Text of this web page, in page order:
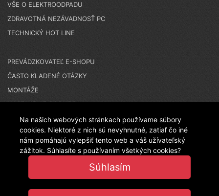
Na našich webových stránkach používame súbory
cookies. Niektoré z nich sú nevyhnutné, zatiaľ čo iné
nám pomáhajú vylepšiť tento web a váš užívateľský
zážitok. Súhlasíte s používaním všetkých cookies?
Súhlasím
VŠE O ELEKTROODPADU
ZDRAVOTNÁ NEZÁVADNOSŤ PC
TECHNICKÝ HOT LINE
PREVÁDZKOVATEĽ E-SHOPU
ČASTO KLADENÉ OTÁZKY
MONTÁŽE
NASTAVENIE COOKIES
N A K U P U J E T E N A Č E S K O M E S H O P E - T E N
T O E S H O P P R E V Á D Z K U J E L A N I T P L A S T